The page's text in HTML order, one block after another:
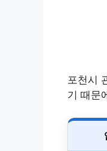
포천시
기 때문